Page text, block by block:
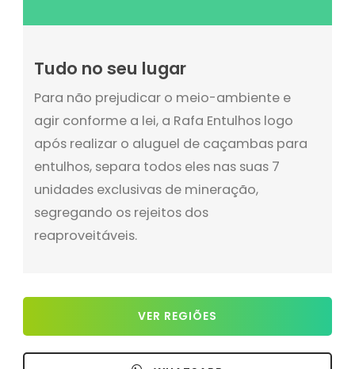
Tudo no seu lugar
Para não prejudicar o meio-ambiente e
agir conforme a lei, a Rafa Entulhos logo
após realizar o aluguel de caçambas para
entulhos, separa todos eles nas suas 7
unidades exclusivas de mineração,
segregando os rejeitos dos
reaproveitáveis.
VER REGIÕES